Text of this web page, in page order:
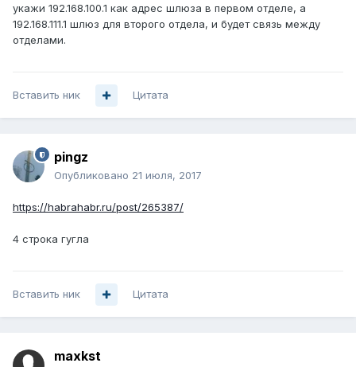
укажи 192.168.100.1 как адрес шлюза в первом отделе, а
192.168.111.1 шлюз для второго отдела, и будет связь между
отделами.
Вставить ник Цитата
pingz
Опубликовано 21 июля, 2017
https://habrahabr.ru/post/265387/
4 строка гугла
Вставить ник Цитата
maxkst